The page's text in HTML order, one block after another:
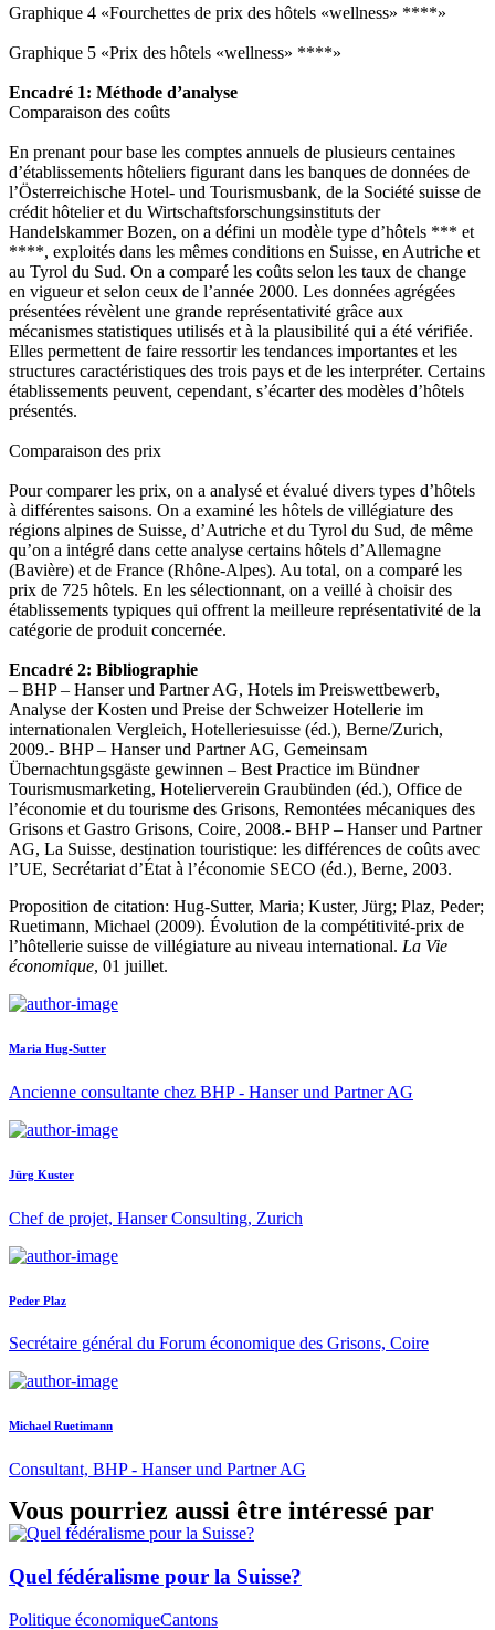
Graphique 4 «Fourchettes de prix des hôtels «wellness» ****»
Graphique 5 «Prix des hôtels «wellness» ****»
Encadré 1: Méthode d’analyse
Comparaison des coûts
En prenant pour base les comptes annuels de plusieurs centaines
d’établissements hôteliers figurant dans les banques de données de
l’Österreichische Hotel- und Tourismusbank, de la Société suisse de
crédit hôtelier et du Wirtschaftsforschungsinstituts der
Handelskammer Bozen, on a défini un modèle type d’hôtels *** et
****, exploités dans les mêmes conditions en Suisse, en Autriche et
au Tyrol du Sud. On a comparé les coûts selon les taux de change
en vigueur et selon ceux de l’année 2000. Les données agrégées
présentées révèlent une grande représentativité grâce aux
mécanismes statistiques utilisés et à la plausibilité qui a été vérifiée.
Elles permettent de faire ressortir les tendances importantes et les
structures caractéristiques des trois pays et de les interpréter. Certains
établissements peuvent, cependant, s’écarter des modèles d’hôtels
présentés.
Comparaison des prix
Pour comparer les prix, on a analysé et évalué divers types d’hôtels
à différentes saisons. On a examiné les hôtels de villégiature des
régions alpines de Suisse, d’Autriche et du Tyrol du Sud, de même
qu’on a intégré dans cette analyse certains hôtels d’Allemagne
(Bavière) et de France (Rhône-Alpes). Au total, on a comparé les
prix de 725 hôtels. En les sélectionnant, on a veillé à choisir des
établissements typiques qui offrent la meilleure représentativité de la
catégorie de produit concernée.
Encadré 2: Bibliographie
– BHP – Hanser und Partner AG, Hotels im Preiswettbewerb,
Analyse der Kosten und Preise der Schweizer Hotellerie im
internationalen Vergleich, Hotelleriesuisse (éd.), Berne/Zurich,
2009.- BHP – Hanser und Partner AG, Gemeinsam
Übernachtungsgäste gewinnen – Best Practice im Bündner
Tourismusmarketing, Hotelierverein Graubünden (éd.), Office de
l’économie et du tourisme des Grisons, Remontées mécaniques des
Grisons et Gastro Grisons, Coire, 2008.- BHP – Hanser und Partner
AG, La Suisse, destination touristique: les différences de coûts avec
l’UE, Secrétariat d’État à l’économie SECO (éd.), Berne, 2003.
Proposition de citation: Hug-Sutter, Maria; Kuster, Jürg; Plaz, Peder;
Ruetimann, Michael (2009). Évolution de la compétitivité-prix de
l’hôtellerie suisse de villégiature au niveau international. La Vie
économique, 01 juillet.
Maria Hug-Sutter
Ancienne consultante chez BHP - Hanser und Partner AG
Jürg Kuster
Chef de projet, Hanser Consulting, Zurich
Peder Plaz
Secrétaire général du Forum économique des Grisons, Coire
Michael Ruetimann
Consultant, BHP - Hanser und Partner AG
Vous pourriez aussi être intéressé par
Quel fédéralisme pour la Suisse?
Politique économiqueCantons